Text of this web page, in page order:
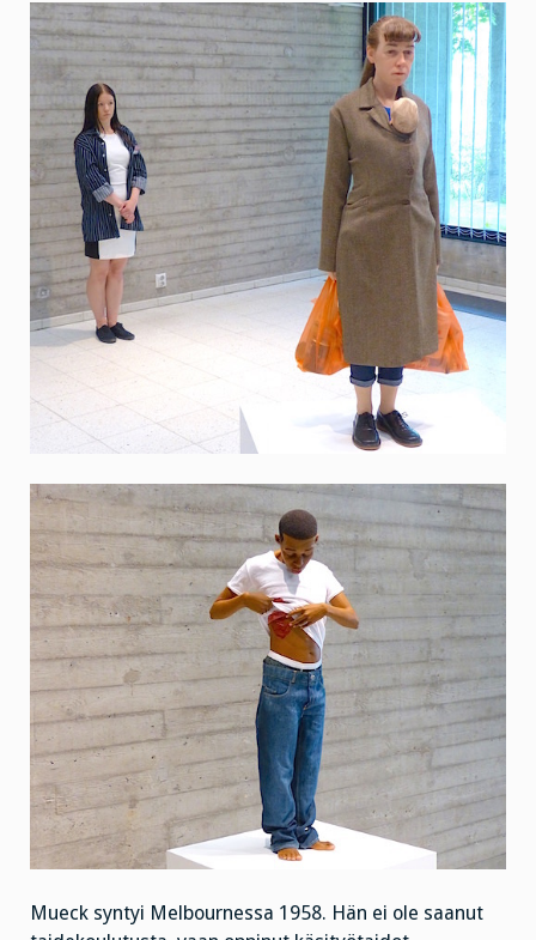
Mueck syntyi Melbournessa 1958. Hän ei ole saanut